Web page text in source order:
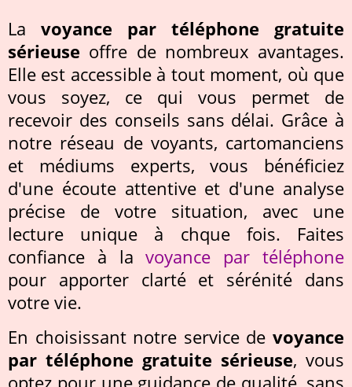
La voyance par téléphone gratuite
sérieuse offre de nombreux avantages.
Elle est accessible à tout moment, où que
vous soyez, ce qui vous permet de
recevoir des conseils sans délai. Grâce à
notre réseau de voyants, cartomanciens
et médiums experts, vous bénéficiez
d'une écoute attentive et d'une analyse
précise de votre situation, avec une
lecture unique à chque fois. Faites
confiance à lavoyance par téléphone
pour apporter clarté et sérénité dans
votre vie.
En choisissant notre service de voyance
par téléphone gratuite sérieuse, vous
optez pour une guidance de qualité, sans